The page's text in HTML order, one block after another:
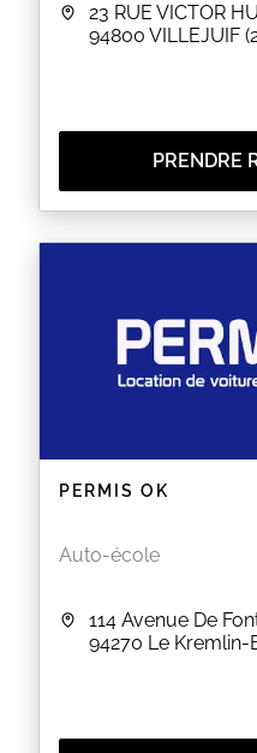
23 RUE VICTOR
94800 VILLEJUIF
PRENDRE
PERMIS OK
Auto-école
114 Avenue De
94270 Le Kremlin-